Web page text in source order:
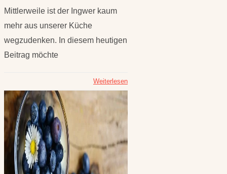
Mittlerweile ist der Ingwer kaum
mehr aus unserer Küche
wegzudenken. In diesem heutigen
Beitrag möchte
Weiterlesen